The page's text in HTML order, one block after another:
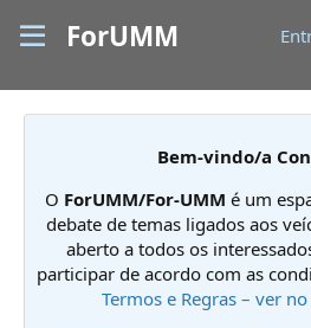
ForUMM
Bem-vindo/a
O ForUMM/For-UMM é um
debate de temas ligados aos
aberto a todos os
participar de acordo com as
Termos e Regras – ver